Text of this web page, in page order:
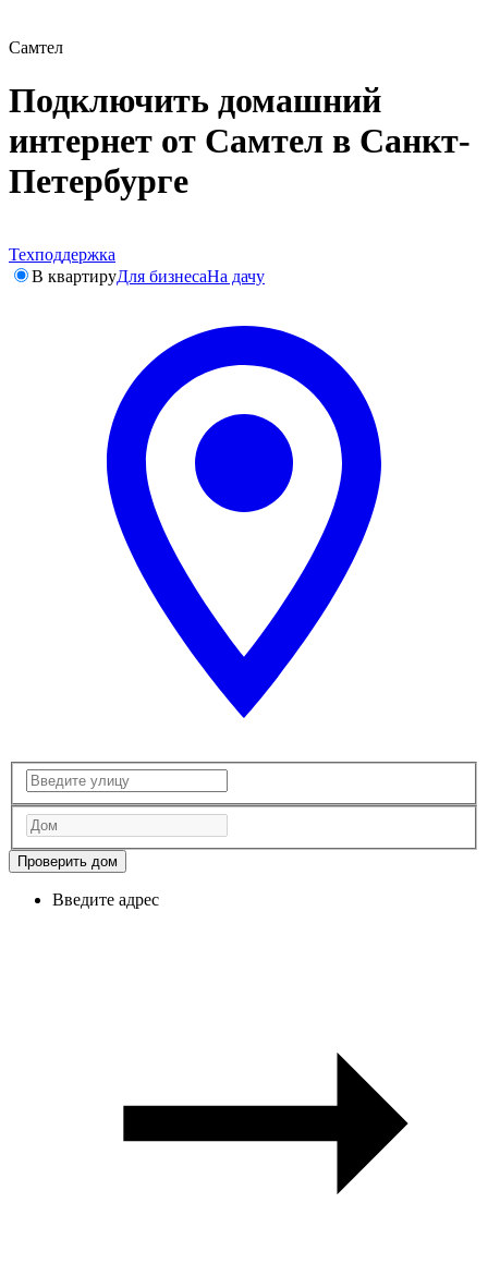
Самтел
Подключить домашний
интернет от Самтел в Санкт-
Петербурге
Техподдержка
В квартируДля бизнесаНа дачу
Проверить дом
Введите адрес